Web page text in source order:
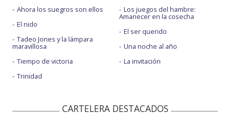
Ahora los suegros son ellos
El nido
Tadeo Jones y la lámpara
maravillosa
Tiempo de victoria
Trinidad
Los juegos del hambre:
Amanecer en la cosecha
El ser querido
Una noche al año
La invitación
CARTELERA DESTACADOS